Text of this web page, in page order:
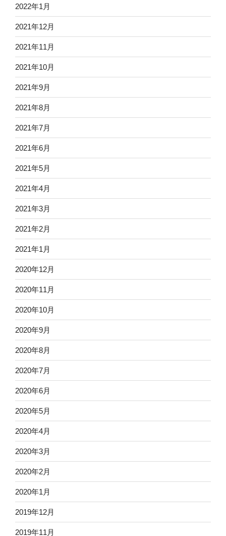
2022年1月
2021年12月
2021年11月
2021年10月
2021年9月
2021年8月
2021年7月
2021年6月
2021年5月
2021年4月
2021年3月
2021年2月
2021年1月
2020年12月
2020年11月
2020年10月
2020年9月
2020年8月
2020年7月
2020年6月
2020年5月
2020年4月
2020年3月
2020年2月
2020年1月
2019年12月
2019年11月